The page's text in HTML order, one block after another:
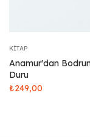
KITAP
Anamur'dan
Duru
₺249,00